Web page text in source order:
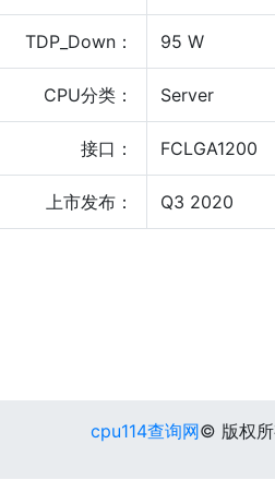
TDP_Down： 95 W
CPU分类： Server
接口： FCLGA1200
上市发布： Q3 2020
cpu114查询网© 版权